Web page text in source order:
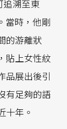
追溯至東
當時，他剛
的游離狀
貼上女性紋
品展出後引
有足夠的語
十年。